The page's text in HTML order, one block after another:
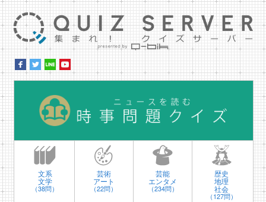
文系
文学
（38問）
芸術
アート
（22問）
芸能
エンタメ
（234問）
歴史
地理
社会
（127問）